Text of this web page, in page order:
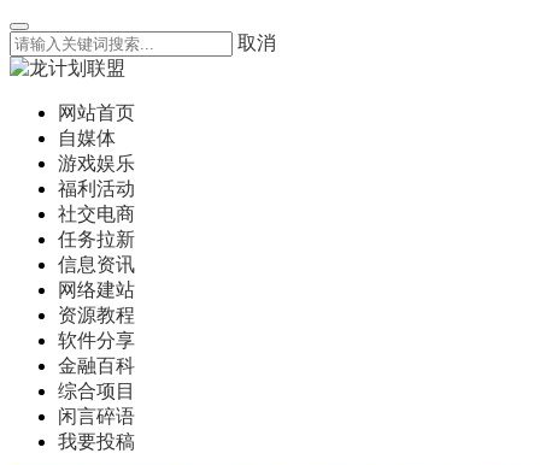
取消
网站首页
自媒体
游戏娱乐
福利活动
社交电商
任务拉新
信息资讯
网络建站
资源教程
软件分享
金融百科
综合项目
闲言碎语
我要投稿